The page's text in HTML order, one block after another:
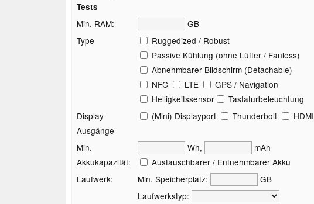
Tests
Min. RAM:
GB
Type
Ruggedized / Robust
Passive Kühlung (ohne Lüfter / Fanless)
Abnehmbarer Bildschirm (Detachable)
NFC
LTE
GPS / Navigation
Helligkeitssensor
Tastaturbeleuchtung
Display-
Ausgänge
(Mini) Displayport Thunderbolt HDMI
Min.
Akkukapazität:
Wh,
mAh
Austauschbarer / Entnehmbarer Akku
Laufwerk:
Min. Speicherplatz:
GB
Laufwerkstyp: